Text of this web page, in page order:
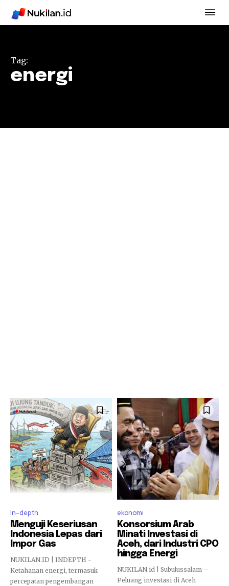
Tag:
energi
In-depth
Menguji Keseriusan
Indonesia Lepas dari
Impor Gas
NUKILAN.ID | INDEPTH -
Ketahanan energi, termasuk
percepatan pengembangan
ekonomi
Konsorsium Arab
Minati Investasi di
Aceh, dari Industri CPO
hingga Energi
NUKILAN.id | Subulussalam –
Peluang investasi di Aceh